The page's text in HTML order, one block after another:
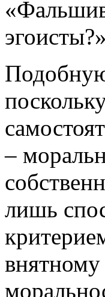
–
лишь